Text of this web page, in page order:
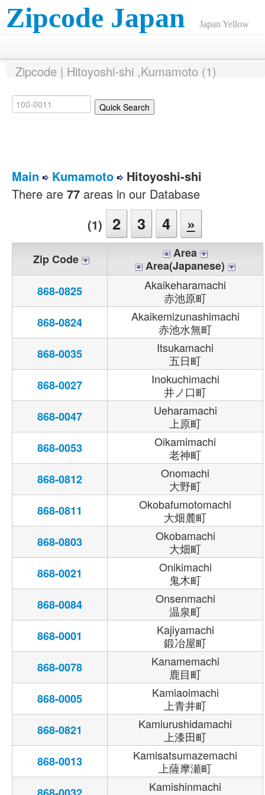
Zipcode Japan Japan Yellow
Zipcode | Hitoyoshi-shi ,Kumamoto (1)
Main Kumamoto
Hitoyoshi-shi
There are 77 areas in our Database
(1)
2 3 4 »
Zip Code
Area
Area(Japanese)
868-0825
Akaikeharamachi
赤池原町
868-0824
Akaikemizunashimachi
赤池水無町
868-0035
Itsukamachi
五日町
868-0027
Inokuchimachi
井ノ口町
868-0047
Ueharamachi
上原町
868-0053
Oikamimachi
老神町
868-0812
Onomachi
大野町
868-0811
Okobafumotomachi
大畑麓町
868-0803
Okobamachi
大畑町
868-0021
Onikimachi
鬼木町
868-0084
Onsenmachi
温泉町
868-0001
Kajiyamachi
鍛冶屋町
868-0078
Kanamemachi
鹿目町
868-0005
Kamiaoimachi
上青井町
868-0821
Kamiurushidamachi
上漆田町
868-0013
Kamisatsumazemachi
上薩摩瀬町
Kamishinmachi